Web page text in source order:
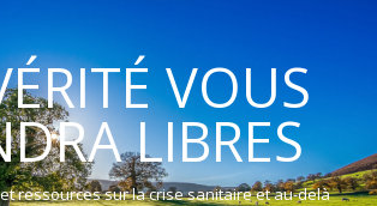
VOUS
LIBRES
ressources sur la crise sanitaire et au-delà